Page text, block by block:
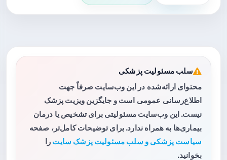
سلب مسئولیت پزشکی
محتوای ارائه‌شده در این وب‌سایت صرفاً جهت
اطلاع‌رسانی عمومی است و جایگزین ویزیت پزشک
نیست. این وب‌سایت مسئولیتی برای تشخیص یا درمان
بیماری‌ها به همراه ندارد. برای توضیحات کامل‌تر، صفحه
سیاست پزشکی و سلب مسئولیت پزشک سایت را
بخوانید.